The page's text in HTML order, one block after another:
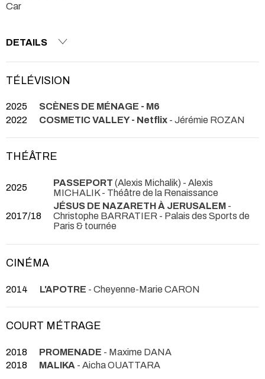
Car
DETAILS
TÉLÉVISION
2025
SCÈNES DE MÉNAGE - M6
2022
COSMETIC VALLEY - Netflix - Jérémie ROZAN
THÉÂTRE
2025 PASSEPORT (Alexis Michalik) - Alexis
MICHALIK- Théâtre de la Renaissance
2017/18
JÉSUS DE NAZARETH À JERUSALEM -
Christophe BARRATIER - Palais des Sports de
Paris & tournée
CINÉMA
2014 L'APOTRE - Cheyenne-Marie CARON
COURT MÉTRAGE
2018 PROMENADE - Maxime DANA
2018
MALIKA - Aicha OUATTARA